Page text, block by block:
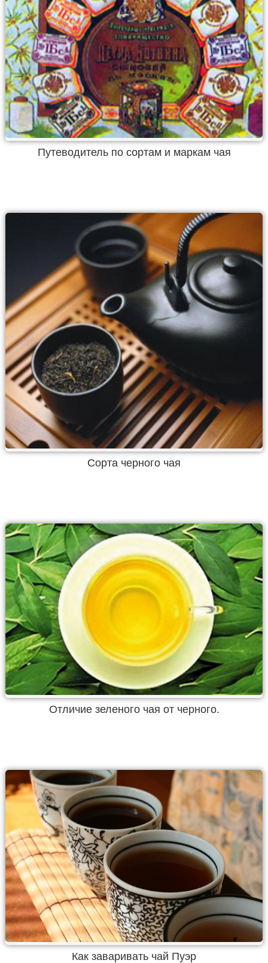
Путеводитель по сортам и маркам чая
Сорта черного чая
Отличие зеленого чая от черного.
Как заваривать чай Пуэр